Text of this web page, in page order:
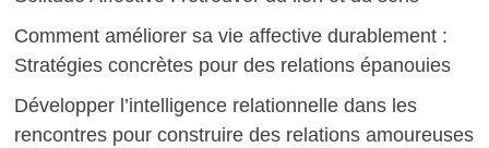
Comment améliorer sa vie affective durablement :
Stratégies concrètes pour des relations épanouies
Développer l’intelligence relationnelle dans les
rencontres pour construire des relations amoureuses